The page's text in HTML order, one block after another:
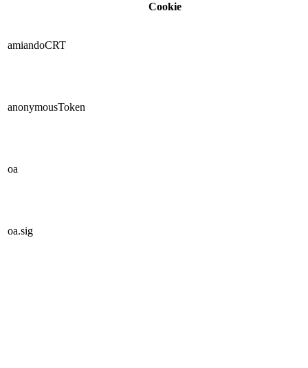
Cookie
amiandoCRT
anonymousToken
oa
oa.sig